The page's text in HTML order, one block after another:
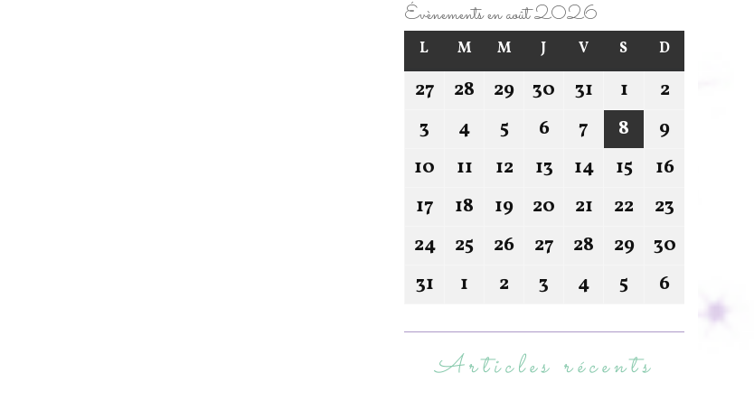
Évènements en août 2026
L M M J V S D
27 28 29 30 31 1
2
3
4 5 6 7 8
9
10
11 12 13 14 15
16
17
18 19 20 21 22
23
24
25 26 27 28 29
30
31
1 2 3 4 5 6
Articles récents